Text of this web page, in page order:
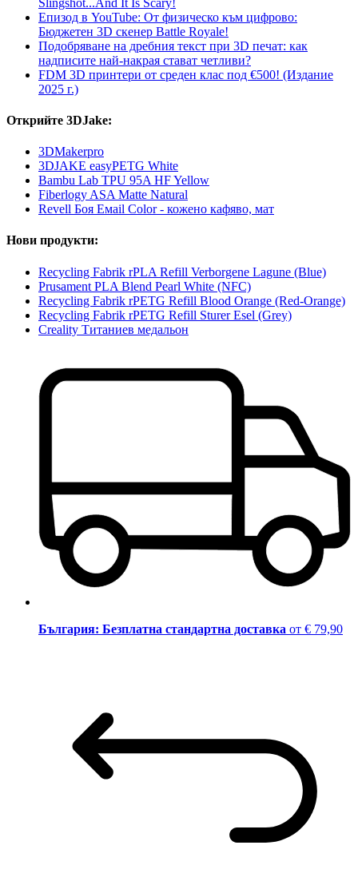
Епизод в YouTube: От физическо към цифрово:
Бюджетен 3D скенер Battle Royale!
Подобряване на дребния текст при 3D печат: как
надписите най-накрая стават четливи?
FDM 3D принтери от среден клас под €500! (Издание
2025 г.)
Открийте 3DJake:
3DMakerpro
3DJAKE easyPETG White
Bambu Lab TPU 95A HF Yellow
Fiberlogy ASA Matte Natural
Revell Боя Емаil Color - кожено кафяво, мат
Нови продукти:
Recycling Fabrik rPLA Refill Verborgene Lagune (Blue)
Prusament PLA Blend Pearl White (NFC)
Recycling Fabrik rPETG Refill Blood Orange (Red-Orange)
Recycling Fabrik rPETG Refill Sturer Esel (Grey)
Creality Титаниев медальон
България: Безплатна стандартна доставка от € 79,90